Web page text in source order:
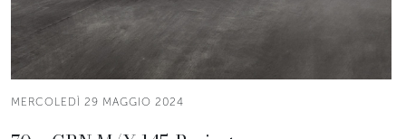
MERCOLEDÌ 29 MAGGIO 2024